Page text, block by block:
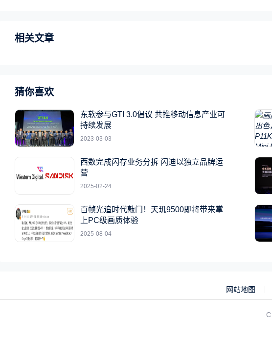
相关文章
猜你喜欢
东软参与GTI 3.0倡议 共推移动信息产业可
持续发展
2023-03-03
西数完成闪存业务分拆 闪迪以独立品牌运
营
2025-02-24
百帧光追时代敲门！天玑9500即将带来掌
上PC级画质体验
2025-08-04
网站地图